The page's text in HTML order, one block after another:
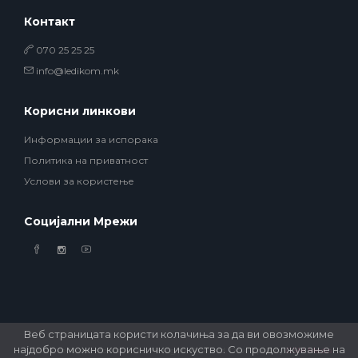
Веб страницата користи колачиња за да ви овозможиме
најдобро можно корисничко искуство. Со продолжување на
Контакт
070 25 25 25
info@ledikom.mk
Корисни линкови
Информации за испорака
Политика на приватност
Услови за користење
Социјални Мрежи
© 2026 Ledikom Mobile Store. All Rights Reserved. Developed byGSM Media
• Xiaomi
ПАМЕТНИ ЧАСОВНИЦИ
• Galaxy watch
• Xiaomi
• Останато
PLAYSTATION
ПАМЕТНИ УРЕДИ ЗА БЕЗБЕДНОСТ